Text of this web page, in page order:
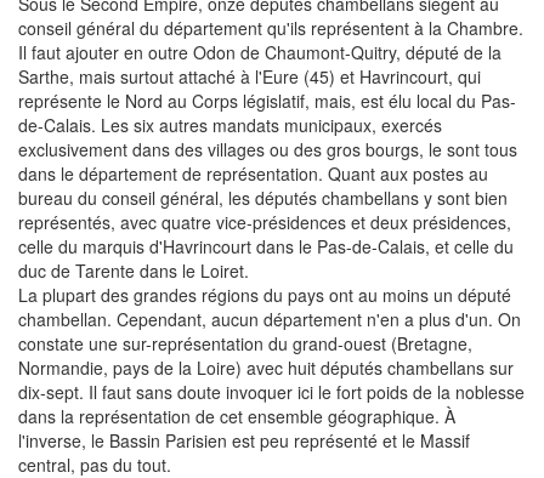
conseil général du département qu'ils représentent à la Chambre.
Il faut ajouter en outre Odon de Chaumont-Quitry, député de la
Sarthe, mais surtout attaché à l'Eure (45) et Havrincourt, qui
représente le Nord au Corps législatif, mais, est élu local du Pas-
de-Calais. Les six autres mandats municipaux, exercés
exclusivement dans des villages ou des gros bourgs, le sont tous
dans le département de représentation. Quant aux postes au
bureau du conseil général, les députés chambellans y sont bien
représentés, avec quatre vice-présidences et deux présidences,
celle du marquis d'Havrincourt dans le Pas-de-Calais, et celle du
duc de Tarente dans le Loiret.
La plupart des grandes régions du pays ont au moins un député
chambellan. Cependant, aucun département n'en a plus d'un. On
constate une sur-représentation du grand-ouest (Bretagne,
Normandie, pays de la Loire) avec huit députés chambellans sur
dix-sept. Il faut sans doute invoquer ici le fort poids de la noblesse
dans la représentation de cet ensemble géographique. À
l'inverse, le Bassin Parisien est peu représenté et le Massif
central, pas du tout.